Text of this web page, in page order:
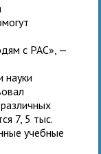
с РАС», —
науки
7, 5 тыс.
учебные